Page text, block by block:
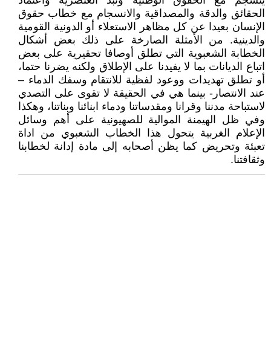
الحقائق والدقة والمصداقية والانسجام مع خطاب حقوق
الإنسان بعيدا عن كل مظاهر الاستعلاء أو الدونية القومية
والدينية. من الأمثلة الصارخة على ذلك بعض أشكال
الخطابة الشعبوية التي تطلق أوصافا تحقيرية على بعض
اتباع الديانات بما لا يفيدنا على الإطلاق ولكنه يضرنا حتما،
أو تطلق تهديدات ووعود لفظية للانتقام وسفك الدماء –
عند الانتصار- بينما هي في الحقيقة لا تقوى على التصدي
لاستباحة مدننا وقرانا ومقدساتنا ودماء ابنائنا وبناتنا، وهكذا
وفي ظل الهيمنة الموالية للصهيونية على أهم وسائل
الإعلام الغربية يتحول هذا الخطاب الشعبوي من اداة
تعبئة وتحريض كما يظن أصحابه إلى مادة إدانة لخطابنا
وثقافتنا.